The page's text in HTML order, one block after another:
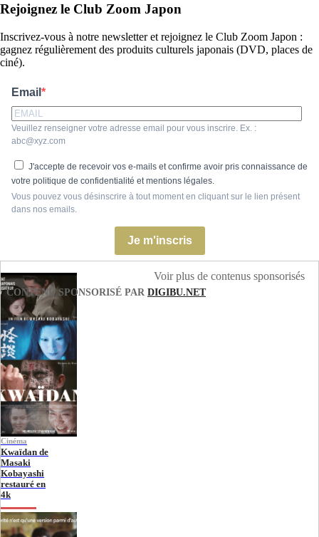
Rejoignez le Club Zoom Japon
Inscrivez-vous à notre newsletter et rejoignez le Club Zoom Japon :
gagnez régulièrement des produits culturels japonais (DVD, places de
ciné).
Email
Veuillez renseigner votre adresse email pour vous inscrire. Ex. :
abc@xyz.com
J'accepte de recevoir vos e-mails et confirme avoir pris connaissance de
votre politique de confidentialité et mentions légales.
Vous pouvez vous désinscrire à tout moment en cliquant sur le lien présent
dans nos emails.
Je m'inscris
CONTENU SPONSORISÉ PAR DIGIBU.NET
Voir plus de contenus sponsorisés
Cinéma
Kwaïdan de
Masaki
Kobayashi
restauré en
4k